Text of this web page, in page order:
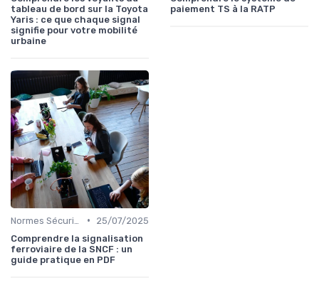
tableau de bord sur la Toyota
Yaris : ce que chaque signal
signifie pour votre mobilité
urbaine
paiement TS à la RATP
•
25/07/2025
Comprendre la signalisation
ferroviaire de la SNCF : un
guide pratique en PDF